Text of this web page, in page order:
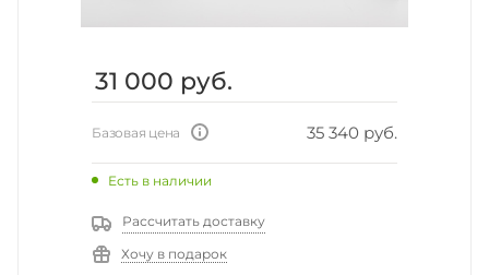
31 000 руб.
Базовая цена 35 340 руб.
Есть в наличии
Рассчитать доставку
Хочу в подарок